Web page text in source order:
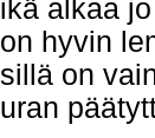
ikä alkaa
on hyvin
sillä on
uran